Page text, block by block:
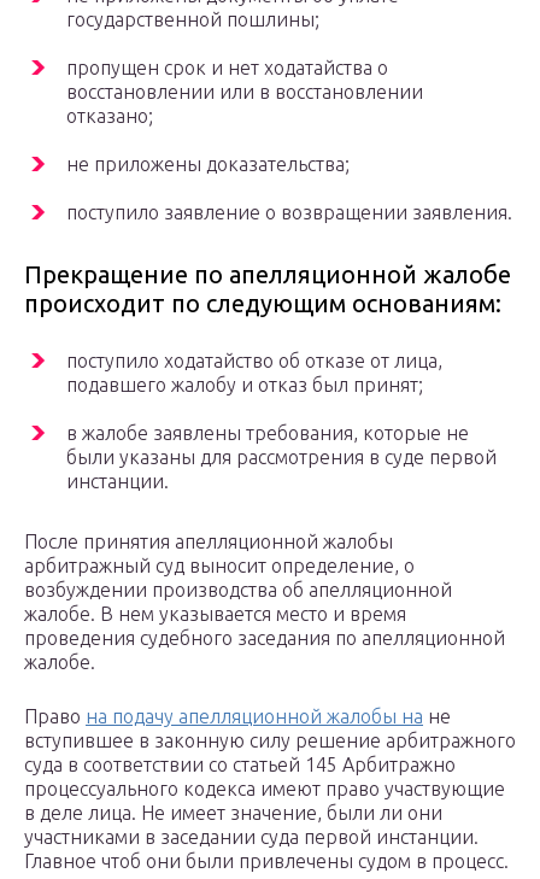
государственной пошлины;
пропущен срок и нет ходатайства о
восстановлении или в восстановлении
отказано;
не приложены доказательства;
поступило заявление о возвращении заявления.
Прекращение по апелляционной жалобе
происходит по следующим основаниям:
поступило ходатайство об отказе от лица,
подавшего жалобу и отказ был принят;
в жалобе заявлены требования, которые не
были указаны для рассмотрения в суде первой
инстанции.
После принятия апелляционной жалобы
арбитражный суд выносит определение, о
возбуждении производства об апелляционной
жалобе. В нем указывается место и время
проведения судебного заседания по апелляционной
жалобе.
Право на подачу апелляционной жалобы на не
вступившее в законную силу решение арбитражного
суда в соответствии со статьей 145 Арбитражно
процессуального кодекса имеют право участвующие
в деле лица. Не имеет значение, были ли они
участниками в заседании суда первой инстанции.
Главное чтоб они были привлечены судом в процесс.